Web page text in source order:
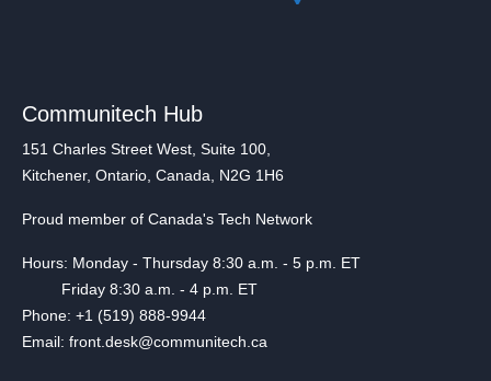
Communitech Hub
151 Charles Street West, Suite 100,
Kitchener, Ontario, Canada, N2G 1H6
Proud member of Canada's Tech Network
Hours: Monday - Thursday 8:30 a.m. - 5 p.m. ET
Friday 8:30 a.m. - 4 p.m. ET
Phone: +1 (519) 888-9944
Email: front.desk@communitech.ca